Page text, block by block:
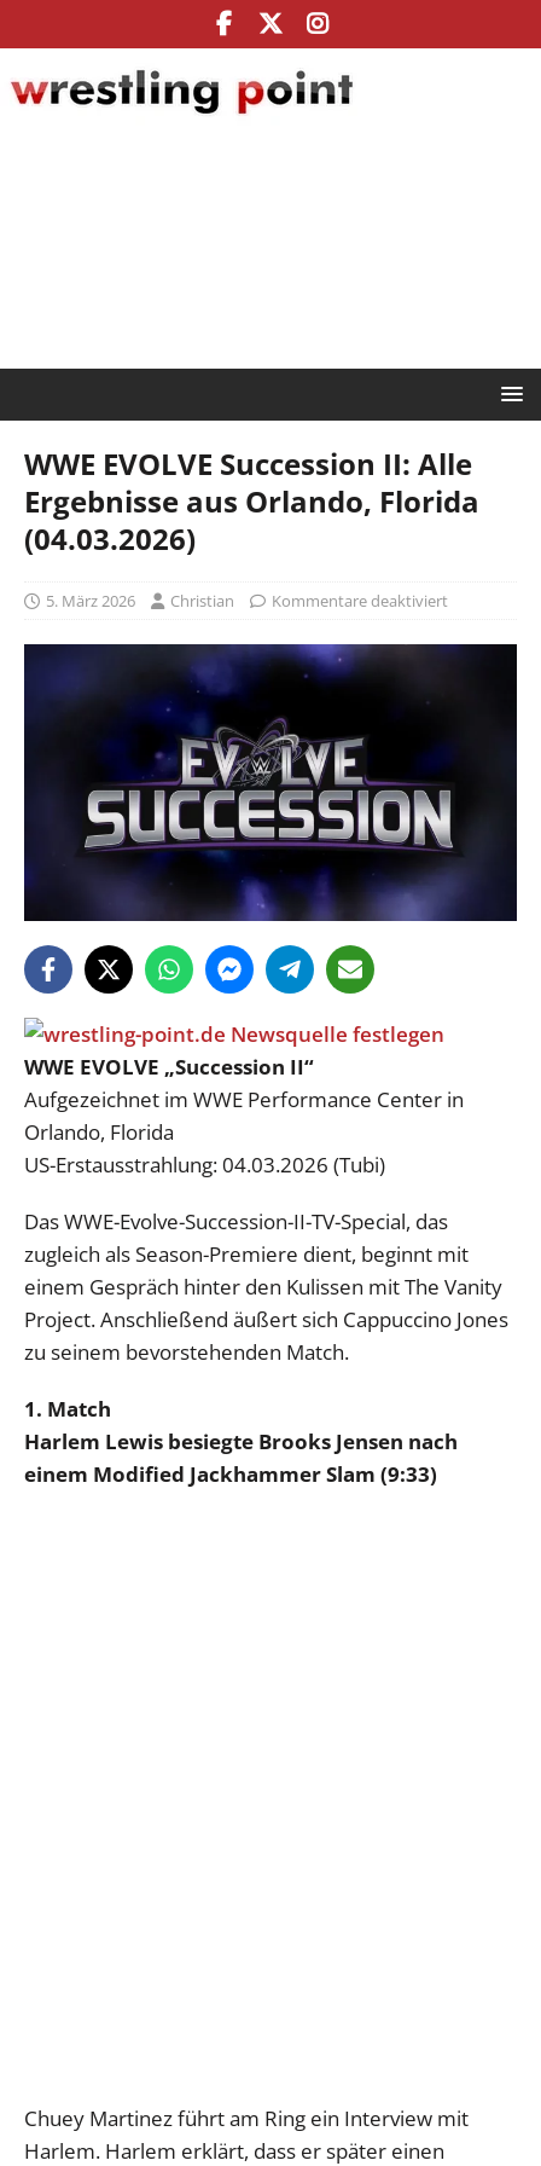
WWE EVOLVE Succession II: Alle
Ergebnisse aus Orlando, Florida
(04.03.2026)
5. März 2026 Christian Kommentare deaktiviert
WWE EVOLVE „Succession II“
Aufgezeichnet im WWE Performance Center in
Orlando, Florida
US-Erstausstrahlung: 04.03.2026 (Tubi)
Das WWE-Evolve-Succession-II-TV-Special, das
zugleich als Season-Premiere dient, beginnt mit
einem Gespräch hinter den Kulissen mit The Vanity
Project. Anschließend äußert sich Cappuccino Jones
zu seinem bevorstehenden Match.
1. Match
Harlem Lewis besiegte Brooks Jensen nach
einem Modified Jackhammer Slam (9:33)
Chuey Martinez führt am Ring ein Interview mit
Harlem. Harlem erklärt, dass er später einen